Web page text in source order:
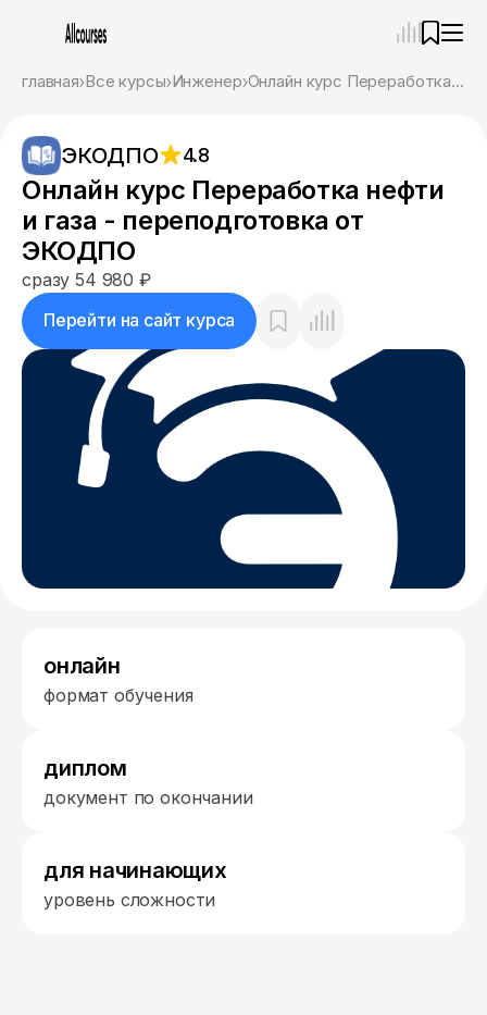
главная Все курсы Инженер Онлайн курс Переработка нефти и газа - переподготовка от ЭКОДПО
ЭКОДПО 4.8
Онлайн курс Переработка нефти
и газа - переподготовка от
ЭКОДПО
сразу 54 980 ₽
Перейти на сайт курса
онлайн
формат обучения
диплом
документ по окончании
для начинающих
уровень сложности
Привет! Я Ваш карьерный навигатор. Подберу
курсы, которые соответствует именно вашим
целям.
Пожалуйста, ответьте на несколько вопросов,
чтобы начать.
Приступим?